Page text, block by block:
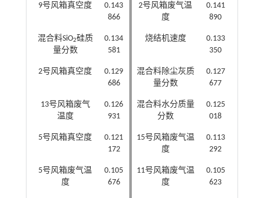
9号风箱真空度
0.143
866
2号风箱废气温
度
0.141
890
混合料SiO2硅质
量分数
0.134
581
烧结机速度
0.133
350
2号风箱真空度
0.129
686
混合料除尘灰质
量分数
0.127
677
13号风箱废气
温度
0.126
931
混合料水分质量
分数
0.125
018
5号风箱真空度
0.121
172
15号风箱废气温
度
0.113
292
5号风箱废气温
度
0.105
676
11号风箱废气温
度
0.105
623